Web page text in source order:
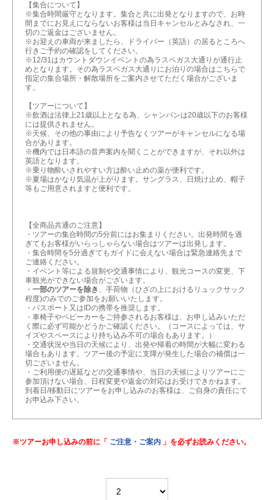
【集合について】
※集合時間厳守となります。集合と共に出発となりますので、お時
間までにお見えにならないお客様は当日キャンセルとみなされ、一
切のご返金はございません。
※お迎えの車両が来ましたら、ドライバー（英語）の居るところへ
行きご予約の確認をしてください。
※12/31はカウントダウンイベントの為ラスベガス大通りが通行止
めとなります。その為ラスベガス大通りにお泊りの場合はこちらで
指定の集合場所・解散場所をご案内させてただく場合がございま
す。
【ツアーについて】
※飲酒は法律上21歳以上となる為、シャンパンは20歳以下のお客様
には提供されません。
※天候、その他の事由により予告なくツアーがキャンセルになる場
合があります。
※機内では日本語の音声案内を聞くことができますが、それ以外は
英語となります。
※乗り物酔いされやすい方は酔い止めの薬が便利です。
※夏場はかなり気温が上がります。サングラス、日焼け止め、帽子
等もご用意されますと便利です。
【全商品共通のご注意】
・ツアーの集合時間の5分前にはお集まりください。出発時間を過
ぎてもお客様がいらっしゃらない場合はツアーは出発します。
・集合時間を5分過ぎてもガイドに会えない場合は緊急連絡先まで
ご連絡ください。
・イベント等による規制や交通事情により、観光コースの変更、下
車観光ができない場合がございます。
・ 一部のツアーを除き 、手荷物（ひざの上におけるリュックサック
程度)のみでのご参加をお願いいたします。
・パスポート又はIDの携帯を推奨します。
・車椅子やベビーカーをご持参されるお客様は、お申し込みいただ
く際に必ず可能かどうかご確認ください。（コースによっては、サ
イズやスペースにより持ち込み不可の場合もあります。）
・交通状況や当日の天候により、出発や帰着の時間が大幅に変わる
場合もあります。ツアー後の予定に支障が発生した場合の補償は一
切ございません。
・ご利用便の遅延などの交通事情や、当日の天候によりツアーにご
参加頂けない場合、日程変更や返金の対応はお受けできかねます。
到着日/移動日にツアーをお申し込みのお客様は、ご自身の責任にて
お申込み下さい。
※ツアーお申し込みの前に「 ご注意・ご案内 」を必ずお読みください。